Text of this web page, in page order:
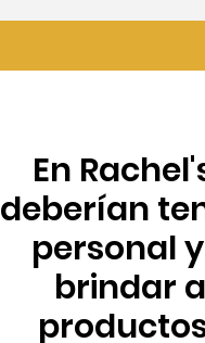
En
deberían
personal
brindar